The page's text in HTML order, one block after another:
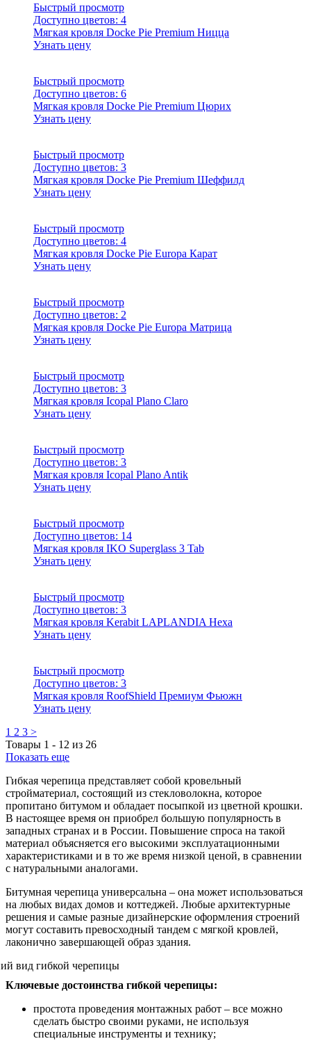
Быстрый просмотр
Доступно цветов: 4
Мягкая кровля Docke Pie Premium Ницца
Узнать цену
Быстрый просмотр
Доступно цветов: 6
Мягкая кровля Docke Pie Premium Цюрих
Узнать цену
Быстрый просмотр
Доступно цветов: 3
Мягкая кровля Docke Pie Premium Шеффилд
Узнать цену
Быстрый просмотр
Доступно цветов: 4
Мягкая кровля Docke Pie Europa Карат
Узнать цену
Быстрый просмотр
Доступно цветов: 2
Мягкая кровля Docke Pie Europa Матрица
Узнать цену
Быстрый просмотр
Доступно цветов: 3
Мягкая кровля Icopal Plano Claro
Узнать цену
Быстрый просмотр
Доступно цветов: 3
Мягкая кровля Icopal Plano Antik
Узнать цену
Быстрый просмотр
Доступно цветов: 14
Мягкая кровля IKO Superglass 3 Tab
Узнать цену
Быстрый просмотр
Доступно цветов: 3
Мягкая кровля Kerabit LAPLANDIA Hexa
Узнать цену
Быстрый просмотр
Доступно цветов: 3
Мягкая кровля RoofShield Премиум Фьюжн
Узнать цену
1 2 3 >
Товары 1 - 12 из 26
Показать еще
Гибкая черепица представляет собой кровельный
стройматериал, состоящий из стекловолокна, которое
пропитано битумом и обладает посыпкой из цветной крошки.
В настоящее время он приобрел большую популярность в
западных странах и в России. Повышение спроса на такой
материал объясняется его высокими эксплуатационными
характеристиками и в то же время низкой ценой, в сравнении
с натуральными аналогами.
Битумная черепица универсальна – она может использоваться
на любых видах домов и коттеджей. Любые архитектурные
решения и самые разные дизайнерские оформления строений
могут составить превосходный тандем с мягкой кровлей,
лаконично завершающей образ здания.
Ключевые достоинства гибкой черепицы:
простота проведения монтажных работ – все можно
сделать быстро своими руками, не используя
специальные инструменты и технику;